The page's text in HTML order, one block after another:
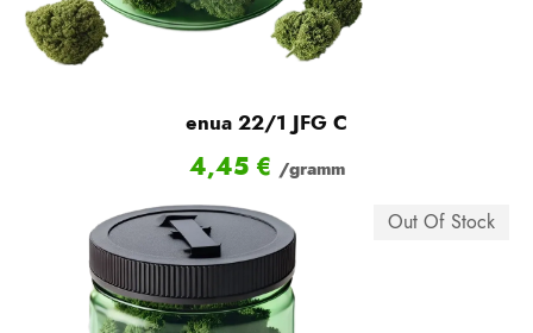
enua 22/1 JFG C
4,45 € /gramm
Out Of Stock